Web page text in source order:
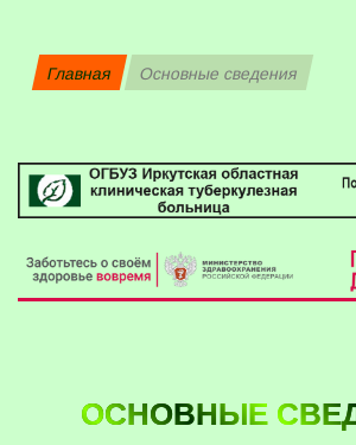
Главная Основные сведения
ОСНОВНЫЕ